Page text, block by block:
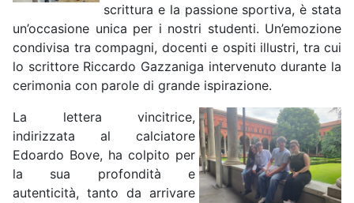
scrittura e la passione sportiva, è stata
un’occasione unica per i nostri studenti. Un’emozione
condivisa tra compagni, docenti e ospiti illustri, tra cui
lo scrittore Riccardo Gazzaniga intervenuto durante la
cerimonia con parole di grande ispirazione.
La lettera vincitrice,
indirizzata al calciatore
Edoardo Bove, ha colpito per
la sua profondità e
autenticità, tanto da arrivare